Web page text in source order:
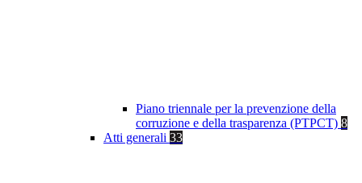
Piano triennale per la prevenzione della
corruzione e della trasparenza (PTPCT) 8
Atti generali 33